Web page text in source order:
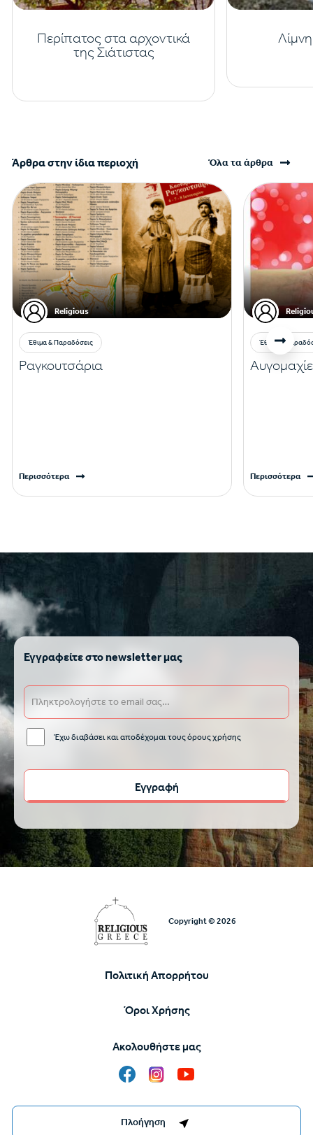
Πλοήγηση
Περίπατος στα αρχοντικά
της Σιάτιστας
Άρθρα στην ίδια περιοχή Όλα τα άρθρα
Religious
Έθιμα & Παραδόσεις
Ραγκουτσάρια
Περισσότερα
Έθιμα &
Περισσότερα
Εγγραφείτε στο newsletter μας
Έχω διαβάσει και αποδέχομαι τους όρους χρήσης
Copyright © 2026
Υποσέλιδο
Πολιτική Απορρήτου
Όροι Χρήσης
Ακολουθήστε μας
Destinations Management System by